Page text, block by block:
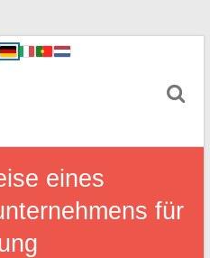
eines
für